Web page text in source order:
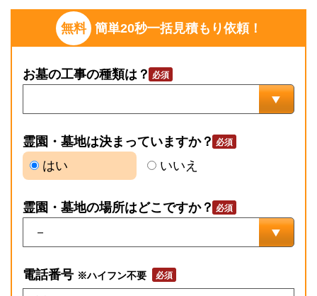
無料 簡単20秒一括見積もり依頼！
お墓の工事の種類は？
霊園・墓地は決まっていますか？
はい
いいえ
霊園・墓地の場所はどこですか？
電話番号 ※ハイフン不要